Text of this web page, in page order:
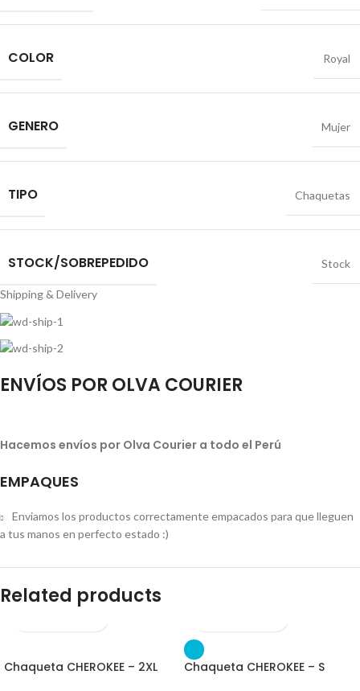
COLOR Royal
GENERO Mujer
TIPO Chaquetas
STOCK/SOBREPEDIDO Stock
Shipping & Delivery
ENVÍOS POR OLVA COURIER
Hacemos envíos por Olva Courier a todo el Perú
EMPAQUES
Enviamos los productos correctamente empacados para que lleguen
a tus manos en perfecto estado :)
Related products
Chaqueta CHEROKEE – 2XL Chaqueta CHEROKEE – S